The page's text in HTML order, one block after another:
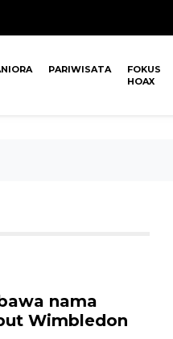
PARIWISATA
FOKUS
HOAX
nama
Wimbledon